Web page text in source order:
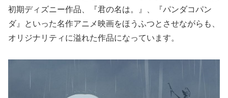
初期ディズニー作品、『君の名は。』、『パンダコパン
ダ』といった名作アニメ映画をほうふつとさせながらも、
オリジナリティに溢れた作品になっています。